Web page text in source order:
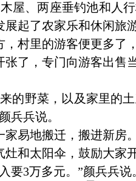
屋、两座垂钓池和人
起了农家乐和休闲旅游
里的游客便更多了，
张了，专门向游客出售
野菜，以及家里的土
兵兵说。
地搬迁，搬进新房
和太阳伞，鼓励大家
3万多元。”颜兵兵说